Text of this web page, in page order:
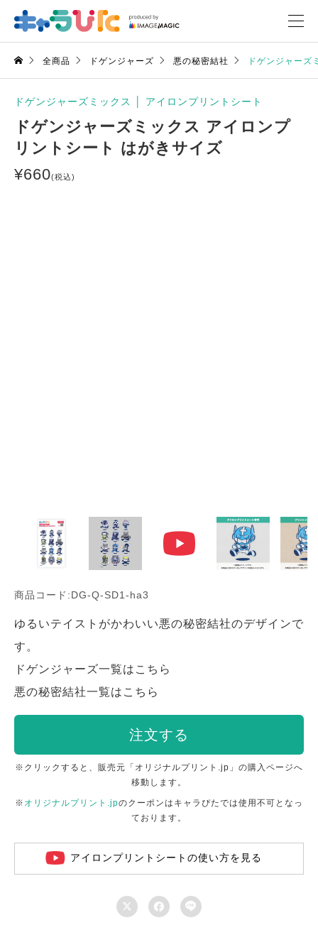
全商品 ドゲンジャーズ 悪の秘密結社 ドゲンジャーズ
ドゲンジャーズミックス アイロンプリントシート
ドゲンジャーズミックス アイロンプ
リントシート はがきサイズ
¥660(税込)
商品コード:DG-Q-SD1-ha3
ゆるいテイストがかわいい悪の秘密結社のデザインで
す。
ドゲンジャーズ一覧はこちら
悪の秘密結社一覧はこちら
注文する
※クリックすると、販売元「オリジナルプリント.jp」の購入ページへ
移動します。
※ オリジナルプリント.jpのクーポンはキャラぴたでは使用不可となっ
ております。
アイロンプリントシートの使い方を見る
  